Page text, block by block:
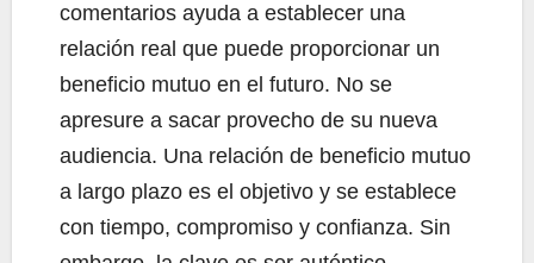
comentarios ayuda a establecer una
relación real que puede proporcionar un
beneficio mutuo en el futuro. No se
apresure a sacar provecho de su nueva
audiencia. Una relación de beneficio mutuo
a largo plazo es el objetivo y se establece
con tiempo, compromiso y confianza. Sin